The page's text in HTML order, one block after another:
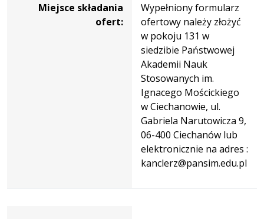
Miejsce składania
ofert:
Wypełniony formularz
ofertowy należy złożyć
w pokoju 131 w
siedzibie Państwowej
Akademii Nauk
Stosowanych im.
Ignacego Mościckiego
w Ciechanowie, ul.
Gabriela Narutowicza 9,
06-400 Ciechanów lub
elektronicznie na adres :
kanclerz@pansim.edu.pl